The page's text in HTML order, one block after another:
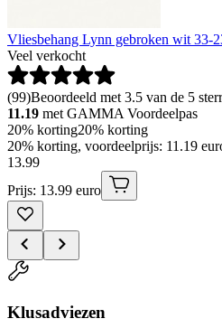
Vliesbehang Lynn gebroken wit 33-
Veel verkocht
(99)Beoordeeld met 3.5 van de 5
11.19 met GAMMA Voordeelpas
20% korting20% korting
20% korting, voordeelprijs: 11.19
13.99
Prijs: 13.99 euro
Klusadviezen